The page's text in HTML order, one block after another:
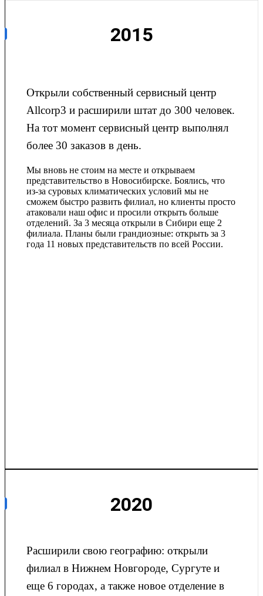
2015
Открыли собственный сервисный центр
Allcorp3 и расширили штат до 300 человек.
На тот момент сервисный центр выполнял
более 30 заказов в день.
Мы вновь не стоим на месте и открываем
представительство в Новосибирске. Боялись, что
из-за суровых климатических условий мы не
сможем быстро развить филиал, но клиенты просто
атаковали наш офис и просили открыть больше
отделений. За 3 месяца открыли в Сибири еще 2
филиала. Планы были грандиозные: открыть за 3
года 11 новых представительств по всей России.
2020
Расширили свою географию: открыли
филиал в Нижнем Новгороде, Сургуте и
еще 6 городах, а также новое отделение в